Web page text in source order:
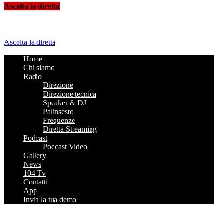
Radio 104
Like It !
Ascolta la diretta
Ascolta la diretta
Home
Chi siamo
Radio
Direzione
Direzione tecnica
Speaker & DJ
Palinsesto
Frequenze
Diretta Streaming
Podcast
Podcast Video
Gallery
News
104 Tv
Contatti
App
Invia la tua demo